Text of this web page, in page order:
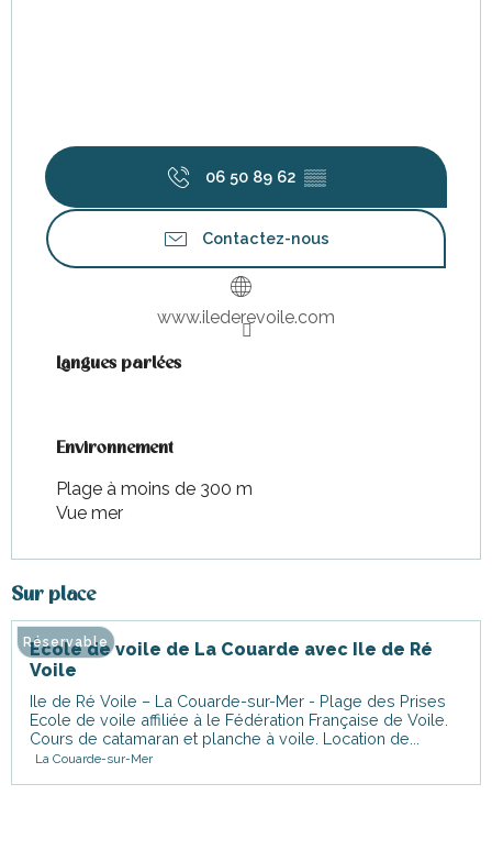
06 50 89 62 ▒▒
Contactez-nous
www.ilederevoile.com
Langues parlées
Langues parlées
Environnement
Environnement
Plage à moins de 300 m
Vue mer
Sur place
École de voile de La Couarde avec Ile de Ré
Voile
Ile de Ré Voile – La Couarde-sur-Mer - Plage des Prises
Ecole de voile affiliée à le Fédération Française de Voile.
Cours de catamaran et planche à voile. Location de...
La Couarde-sur-Mer
Réservable